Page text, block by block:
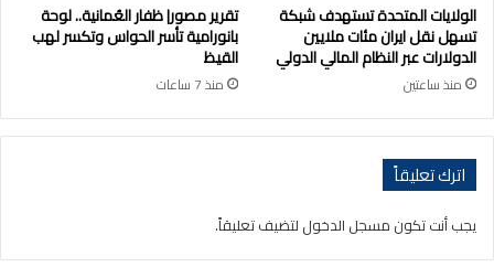
الولايات المتحدة تستهدف شبكة
تسهل نقل ايران مئات ملايين
الدولارات عبر النظام المالي الدولي
منذ ساعتين
تقرير مصور| ظفار العُمانية.. لوحة
بانورامية تأسر الحواس وتكسر لهب
القيظ
منذ 7 ساعات
اترك تعليقاً
يجب أنت تكون مسجل الدخول لتضيف تعليقاً.